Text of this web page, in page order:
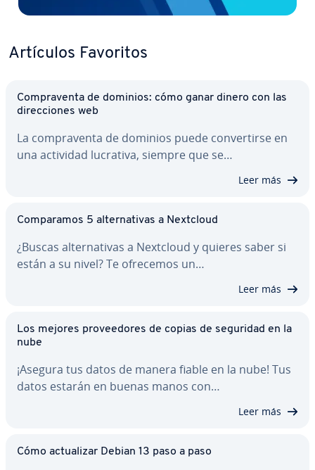
Artículos Favoritos
Co­m­pra­ve­n­ta de dominios: cómo ganar dinero con las
di­re­c­cio­nes web
La co­m­pra­ve­n­ta de dominios puede co­n­ve­r­ti­r­se en
una actividad lucrativa, siempre que se…
Leer más
Co­m­pa­ra­mos 5 al­te­r­na­ti­vas a Nextcloud
¿Buscas al­te­r­na­ti­vas a Nextcloud y quieres saber si
están a su nivel? Te ofrecemos un…
Leer más
Los mejores pro­vee­do­res de copias de seguridad en la
nube
¡Asegura tus datos de manera fiable en la nube! Tus
datos estarán en buenas manos con…
Leer más
Cómo ac­tua­li­zar Debian 13 paso a paso